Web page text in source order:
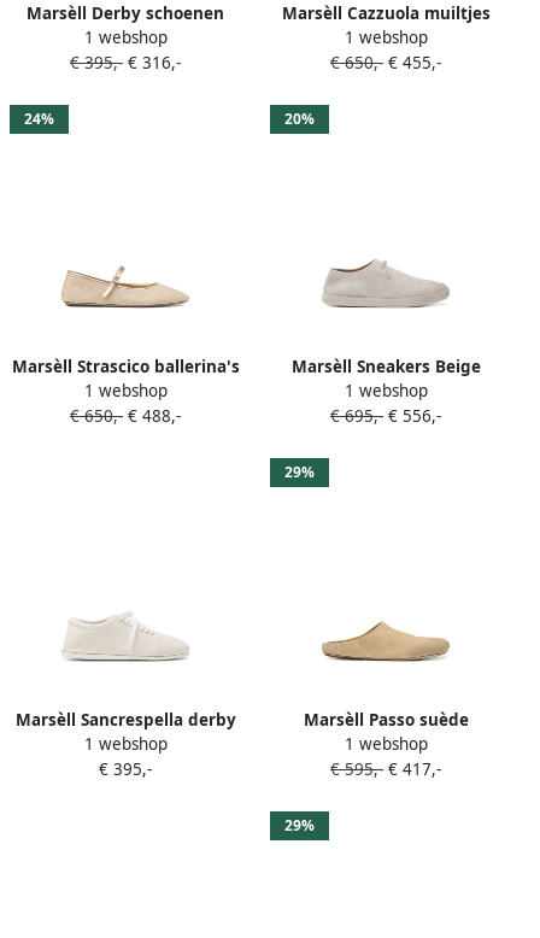
Marsèll Derby schoenen
Beige
1 webshop
€ 395,- € 316,-
Marsèll Cazzuola muiltjes
Beige
1 webshop
€ 650,- € 455,-
24%
Marsèll Strascico ballerina's
Beige
1 webshop
€ 650,- € 488,-
20%
Marsèll Sneakers Beige
1 webshop
€ 695,- € 556,-
Marsèll Sancrespella derby
veterschoenen Beige
1 webshop
€ 395,-
29%
Marsèll Passo suède
muiltjes Beige
1 webshop
€ 595,- € 417,-
29%